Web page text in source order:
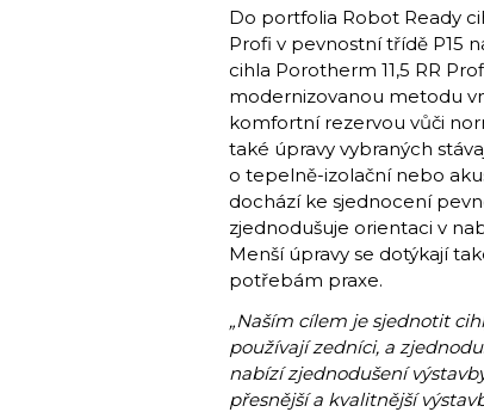
Do portfolia Robot Ready
Profi v pevnostní třídě P15
cihla Porotherm 11,5 RR
modernizovanou metodu
komfortní rezervou vůči
také úpravy vybraných
o tepelně-izolační nebo
dochází ke sjednocení
zjednodušuje orientaci v
Menší úpravy se dotýkají
potřebám praxe.
„Naším cílem je sjednotit
používají zedníci, a
nabízí zjednodušení
přesnější a kvalitnější